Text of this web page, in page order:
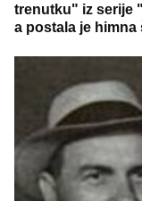
trenutku" iz serije
a postala je